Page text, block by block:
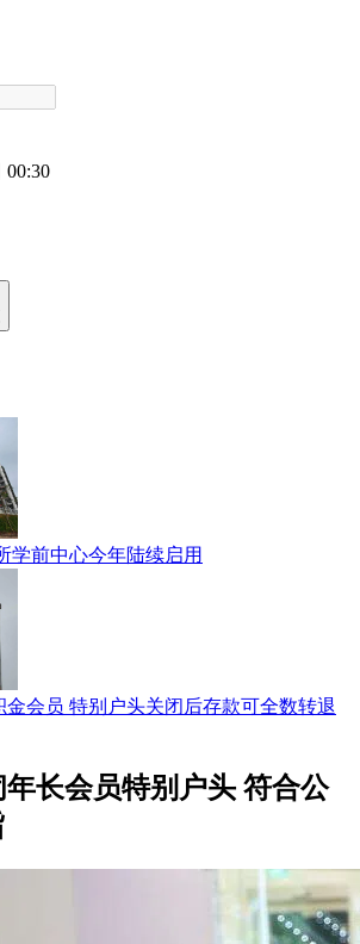
00:30
学前中心今年陆续启用
金会员 特别户头关闭后存款可全数转退
长会员特别户头 符合公